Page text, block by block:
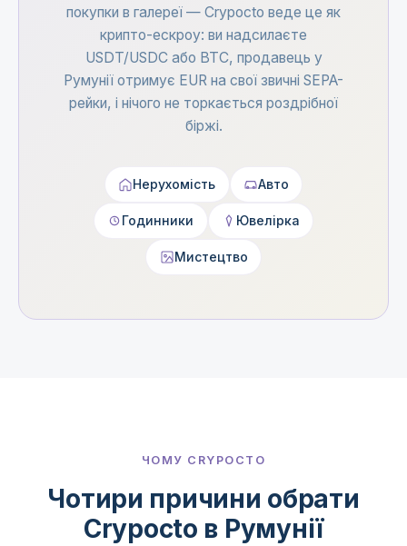
покупки в галереї — Crypocto веде це як
крипто-ескроу: ви надсилаєте
USDT/USDC або BTC, продавець у
Румунії отримує EUR на свої звичні SEPA-
рейки, і нічого не торкається роздрібної
біржі.
Нерухомість Авто
Годинники Ювелірка
Мистецтво
ЧОМУ CRYPOCTO
Чотири причини обрати
Crypocto в Румунії